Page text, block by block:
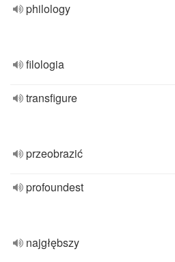
philology
filologia
transfigure
przeobrazić
profoundest
najgłębszy